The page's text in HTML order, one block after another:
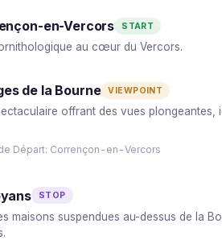
5
en-Vercors START
au cœur du Vercors.
de la Bourne VIEWPOINT
offrant des vues
Départ: Corrençon-en-Vercors
STOP
maisons suspendues au-dessus de la